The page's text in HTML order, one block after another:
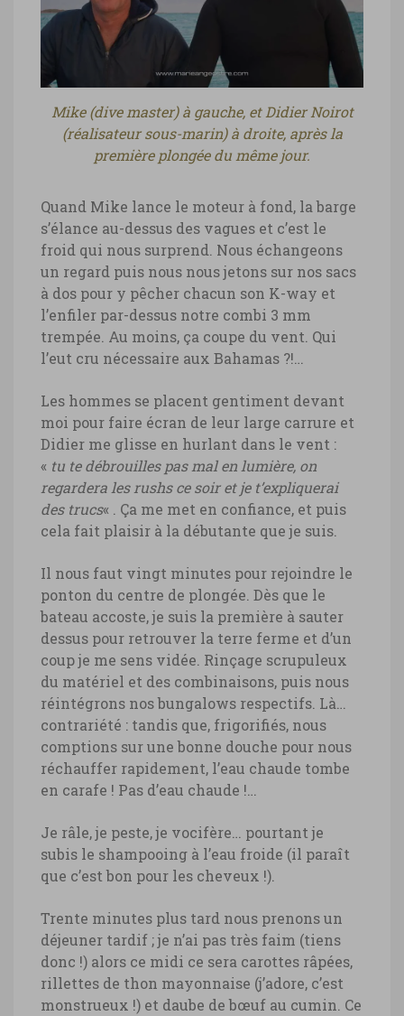
Mike (dive master) à gauche, et Didier Noirot
(réalisateur sous-marin) à droite, après la
première plongée du même jour.
Quand Mike lance le moteur à fond, la barge
s’élance au-dessus des vagues et c’est le
froid qui nous surprend. Nous échangeons
un regard puis nous nous jetons sur nos sacs
à dos pour y pêcher chacun son K-way et
l’enfiler par-dessus notre combi 3 mm
trempée. Au moins, ça coupe du vent. Qui
l’eut cru nécessaire aux Bahamas ?!…
Les hommes se placent gentiment devant
moi pour faire écran de leur large carrure et
Didier me glisse en hurlant dans le vent :
« tu te débrouilles pas mal en lumière, on
regardera les rushs ce soir et je t’expliquerai
des trucs« . Ça me met en confiance, et puis
cela fait plaisir à la débutante que je suis.
Il nous faut vingt minutes pour rejoindre le
ponton du centre de plongée. Dès que le
bateau accoste, je suis la première à sauter
dessus pour retrouver la terre ferme et d’un
coup je me sens vidée. Rinçage scrupuleux
du matériel et des combinaisons, puis nous
réintégrons nos bungalows respectifs. Là…
contrariété : tandis que, frigorifiés, nous
comptions sur une bonne douche pour nous
réchauffer rapidement, l’eau chaude tombe
en carafe ! Pas d’eau chaude !…
Je râle, je peste, je vocifère… pourtant je
subis le shampooing à l’eau froide (il paraît
que c’est bon pour les cheveux !).
Trente minutes plus tard nous prenons un
déjeuner tardif ; je n’ai pas très faim (tiens
donc !) alors ce midi ce sera carottes râpées,
rillettes de thon mayonnaise (j’adore, c’est
monstrueux !) et daube de bœuf au cumin. Ce